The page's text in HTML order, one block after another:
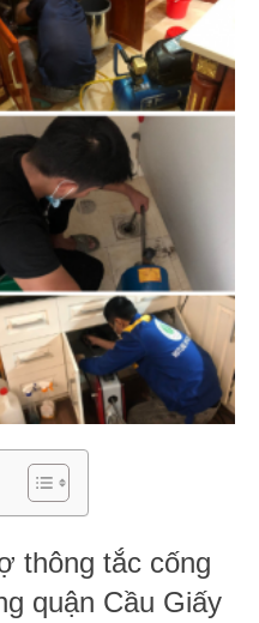
thông tắc cống
quận Cầu Giấy